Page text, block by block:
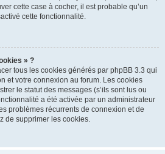
cette case à cocher, il est probable qu’un
cette fonctionnalité.
» ?
tous les cookies générés par phpBB 3.3 qui
et votre connexion au forum. Les cookies
le statut des messages (s’ils sont lus ou
a été activée par un administrateur
problèmes récurrents de connexion et de
de supprimer les cookies.